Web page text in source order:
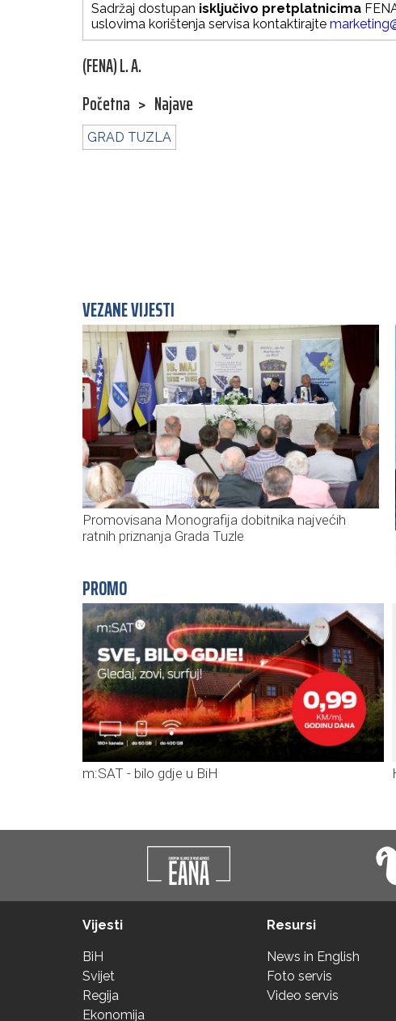
Sadržaj dostupan isključivo pretplatnicima
uslovima korištenja servisa kontaktirajte
(FENA) L. A.
Početna > Najave
GRAD TUZLA
VEZANE VIJESTI
Promovisana Monografija dobitnika najvećih
ratnih priznanja Grada Tuzle
PROMO
m:SAT - bilo gdje u BiH
Vijesti
BiH
Svijet
Regija
Ekonomija
Resursi
News in English
Foto servis
Video servis